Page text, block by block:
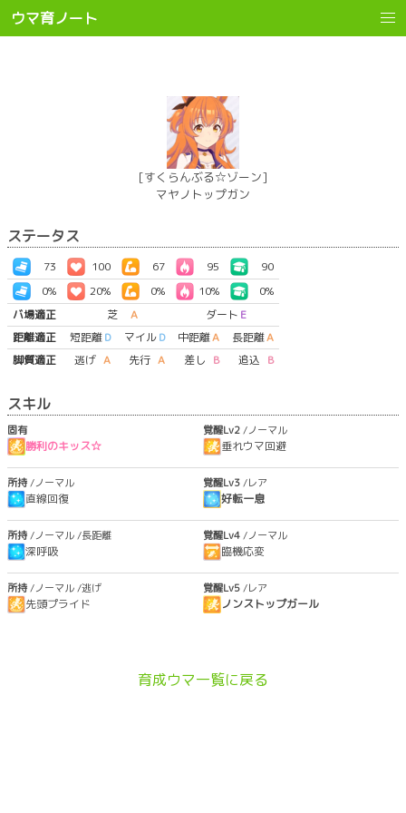
ウマ育ノート
[すくらんぶる☆ゾーン]
マヤノトップガン
ステータス
73 100 67 95
90
0%
20% 0% 10%
0%
バ場適正
芝 A ダート E
距離適正
短距離 D マイル D 中距離A 長距離A
脚質適正
逃げ A 先行 A 差し B 追込 B
スキル
固有
勝利のキッス☆
所持/ノーマル
直線回復
所持/ノーマル/長距離
深呼吸
所持/ノーマル/逃げ
先頭プライド
覚醒Lv2/ノーマル
垂れウマ回避
覚醒Lv3/レア
好転一息
覚醒Lv4/ノーマル
臨機応変
覚醒Lv5/レア
ノンストップガール
育成ウマ一覧に戻る